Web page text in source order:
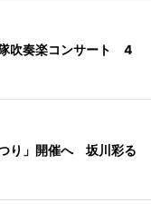
吹奏楽コンサート 4
り」開催へ 坂川彩る